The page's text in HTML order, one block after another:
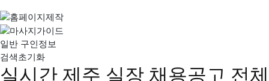
일반 구인정보
검색초기화
실시간 제주 실장 채용공고 전